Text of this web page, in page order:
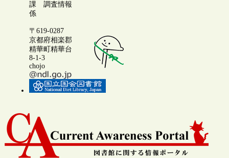
課 調査情報
係
〒619-0287
京都府相楽郡
精華町精華台
8-1-3
chojo